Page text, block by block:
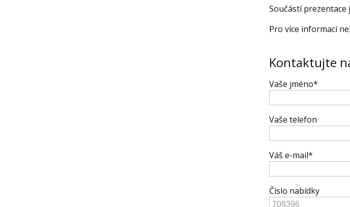
Součástí
Pro více informací
Kontaktujte
Vaše jméno*
Vaše telefon
Váš e-mail*
Číslo nabídky